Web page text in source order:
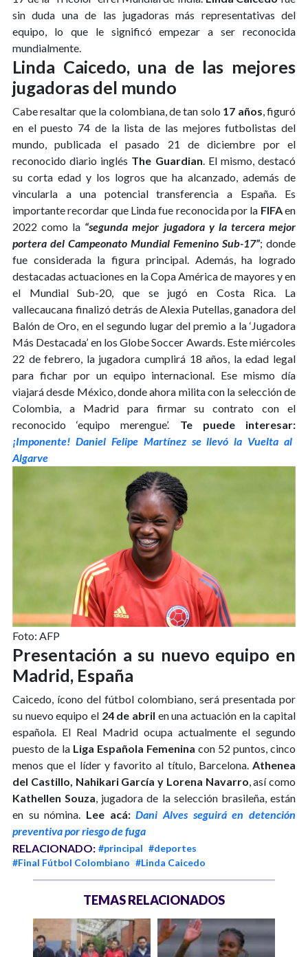
sin duda una de las jugadoras más representativas del
equipo, lo que le significó empezar a ser reconocida
mundialmente.
Linda Caicedo, una de las mejores
jugadoras del mundo
Cabe resaltar que la colombiana, de tan solo 17 años, figuró
en el puesto 74 de la lista de las mejores futbolistas del
mundo, publicada el pasado 21 de diciembre por el
reconocido diario inglés The Guardian. El mismo, destacó
su corta edad y los logros que ha alcanzado, además de
vincularla a una potencial transferencia a España. Es
importante recordar que Linda fue reconocida por la FIFAen
2022 como la “segunda mejor jugadora y la tercera mejor
portera del Campeonato Mundial Femenino Sub-17”; donde
fue considerada la figura principal. Además, ha logrado
destacadas actuaciones en la Copa América de mayores y en
el Mundial Sub-20, que se jugó en Costa Rica. La
vallecaucana finalizó detrás de Alexia Putellas, ganadora del
Balón de Oro, en el segundo lugar del premio a la ‘Jugadora
Más Destacada’ en los Globe Soccer Awards. Este miércoles
22 de febrero, la jugadora cumplirá 18 años, la edad legal
para fichar por un equipo internacional. Ese mismo día
viajará desde México, donde ahora milita con la selección de
Colombia, a Madrid para firmar su contrato con el
reconocido ‘equipo merengue’. Te puede interesar:
¡Imponente! Daniel Felipe Martínez se llevó la Vuelta al
Algarve
Foto: AFP
Presentación a su nuevo equipo en
Madrid, España
Caicedo, ícono del fútbol colombiano, será presentada por
su nuevo equipo el 24 de abril en una actuación en la capital
española. El Real Madrid ocupa actualmente el segundo
puesto de la Liga Española Femenina con 52 puntos, cinco
menos que el líder y favorito al título, Barcelona. Athenea
del Castillo, Nahikari García y Lorena Navarro, así como
Kathellen Souza, jugadora de la selección brasileña, están
en su nómina. Lee acá:Dani Alves seguirá en detención
preventiva por riesgo de fuga
RELACIONADO: #principal #deportes
#Final Fútbol Colombiano #Linda Caicedo
TEMAS RELACIONADOS